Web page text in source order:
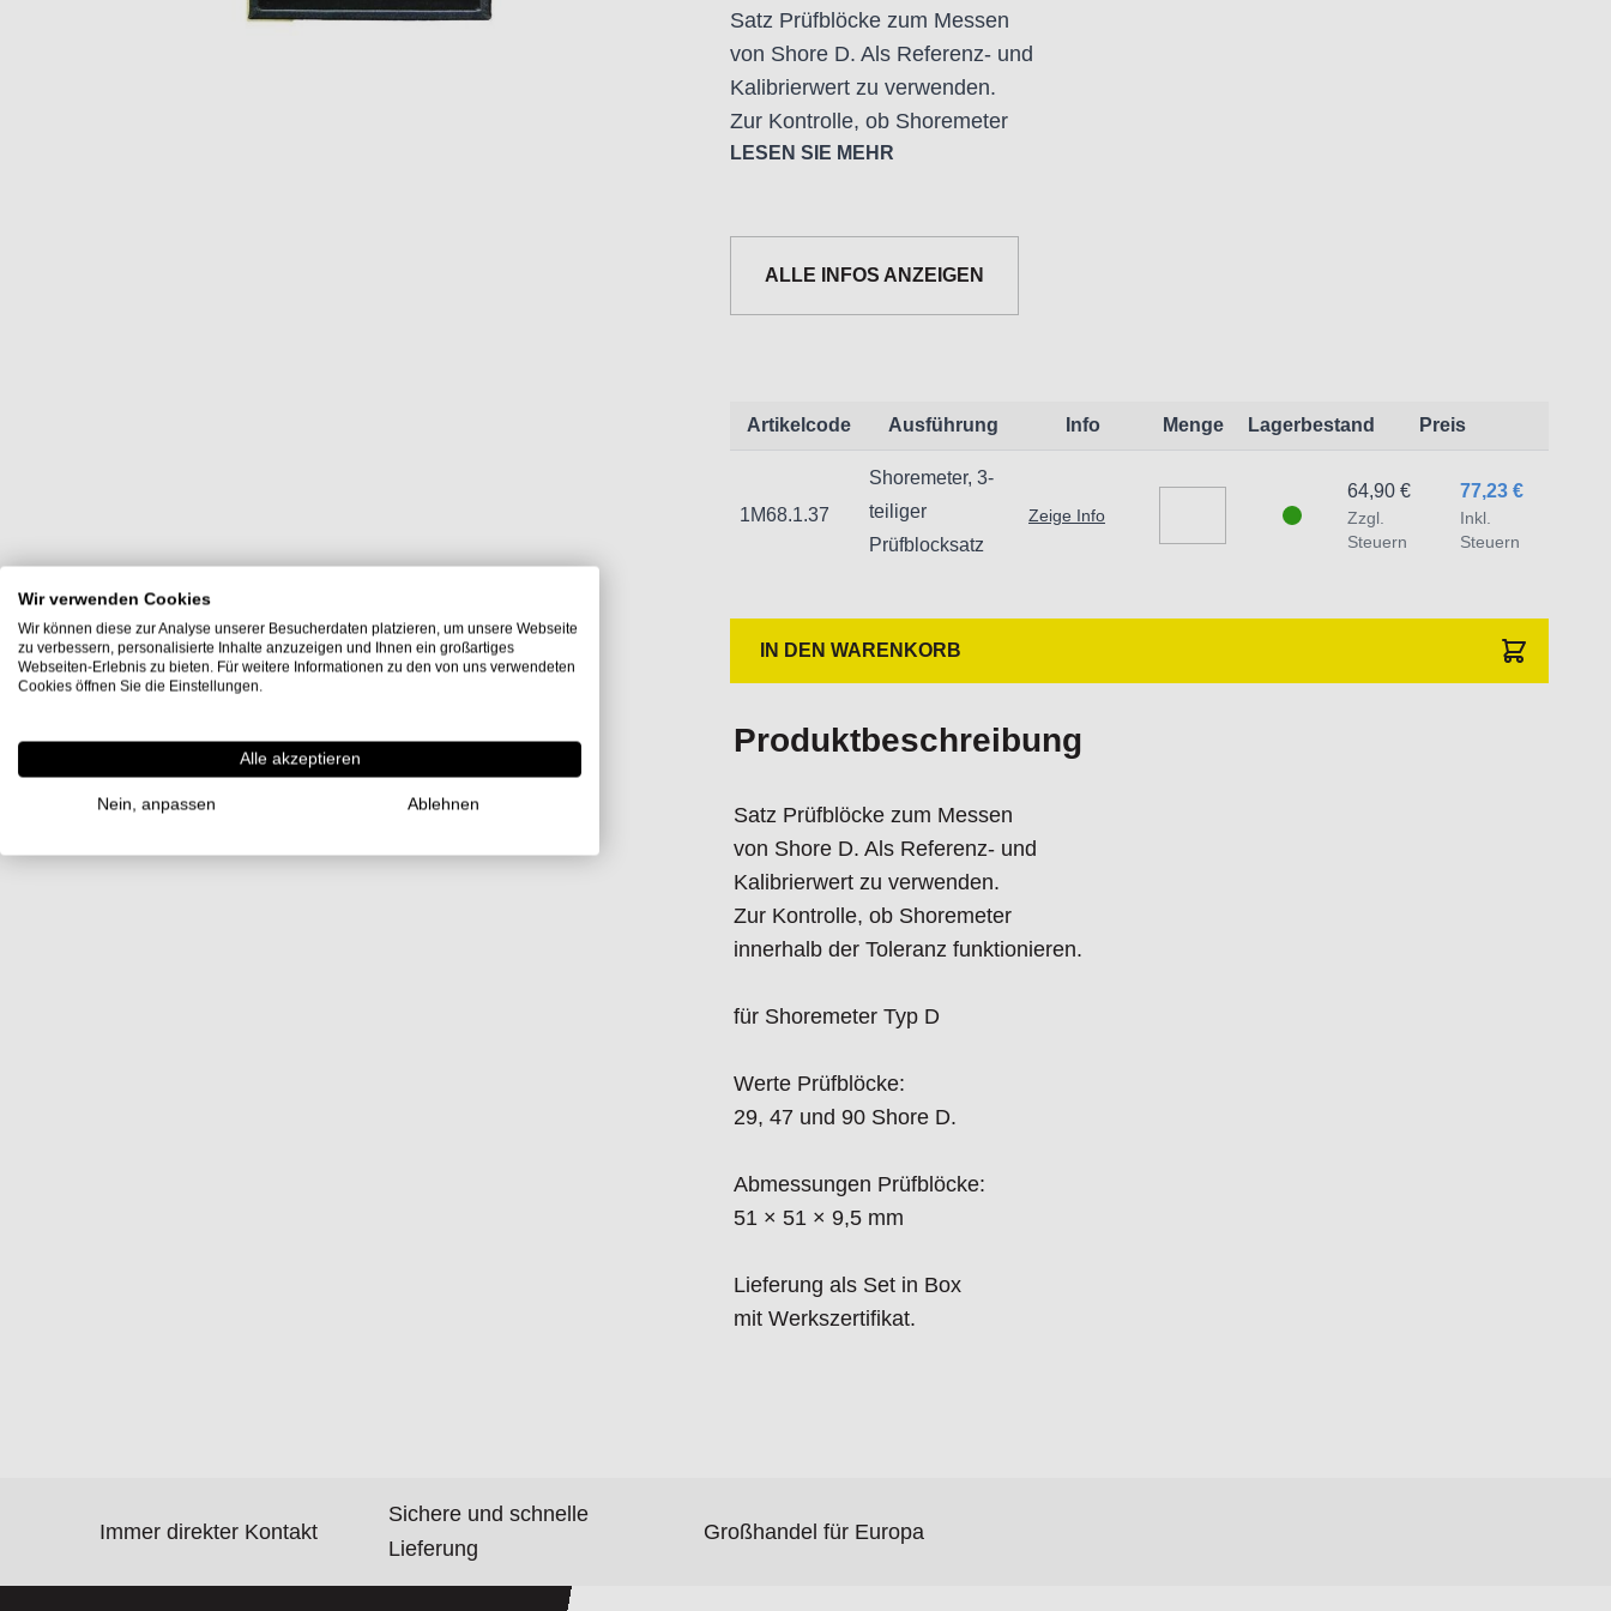
Satz Prüfblöcke zum Messen
von Shore D. Als Referenz- und
Kalibrierwert zu verwenden.
Zur Kontrolle, ob Shoremeter
innerhalb der Toleranz funktionieren.
Werte Prüfblöcke:
29, 47 und 90 Shore D.
51 × 51 × 9,5 mm
Lieferung als Set in Box
mit Werkszertifikat.
LESEN SIE MEHR
ALLE INFOS ANZEIGEN
Artikelcode Ausführung Info Menge Lagerbestand Preis
1M68.1.37
Shoremeter, 3-
teiliger
Prüfblocksatz
Zeige Info
77,23 €
Inkl.
Steuern
64,90 €
Zzgl.
Steuern
IN DEN WARENKORB
Produktbeschreibung
Satz Prüfblöcke zum Messen
von Shore D. Als Referenz- und
Kalibrierwert zu verwenden.
Zur Kontrolle, ob Shoremeter
innerhalb der Toleranz funktionieren.
für Shoremeter Typ D
Werte Prüfblöcke:
29, 47 und 90 Shore D.
Abmessungen Prüfblöcke:
51 × 51 × 9,5 mm
Lieferung als Set in Box
mit Werkszertifikat.
Immer direkter Kontakt
Sichere und schnelle
Lieferung
Großhandel für Europa
Wir verwenden Cookies
Wir können diese zur Analyse unserer Besucherdaten platzieren, um unsere Webseite
zu verbessern, personalisierte Inhalte anzuzeigen und Ihnen ein großartiges
Webseiten-Erlebnis zu bieten. Für weitere Informationen zu den von uns verwendeten
Cookies öffnen Sie die Einstellungen.
Alle akzeptieren
Nein, anpassen Ablehnen